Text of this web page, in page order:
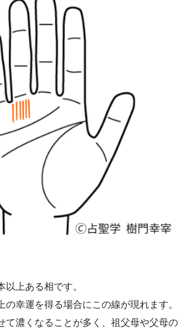
上ある相です。
の幸運を得る場合にこの線が現れます。
て濃くなることが多く、祖父母や父母の